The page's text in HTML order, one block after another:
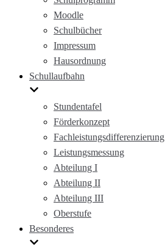
Moodle
Schulbücher
Impressum
Hausordnung
Schullaufbahn
Stundentafel
Förderkonzept
Fachleistungsdifferenzierung
Leistungsmessung
Abteilung I
Abteilung II
Abteilung III
Oberstufe
Besonderes